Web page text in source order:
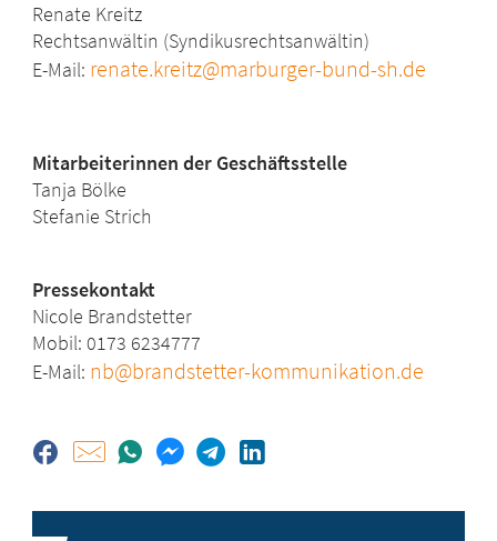
Renate Kreitz
Rechtsanwältin (Syndikusrechtsanwältin)
E-Mail: renate.kreitz@marburger-bund-sh.de
Mitarbeiterinnen der Geschäftsstelle
Tanja Bölke
Stefanie Strich
Pressekontakt
Nicole Brandstetter
Mobil: 0173 6234777
E-Mail: nb@brandstetter-kommunikation.de